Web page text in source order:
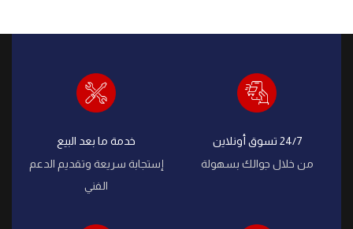
24/7 تسوق أونلاين
من خلال جوالك بسهولة
خدمة ما بعد البيع
إستجابة سريعة وتقديم الدعم
الفني